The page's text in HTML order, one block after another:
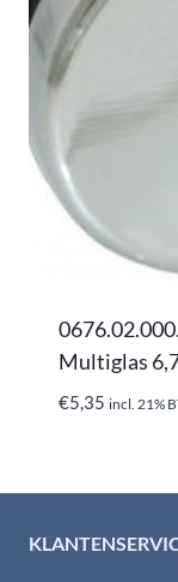
Multiglas
€5,35 incl. 21%